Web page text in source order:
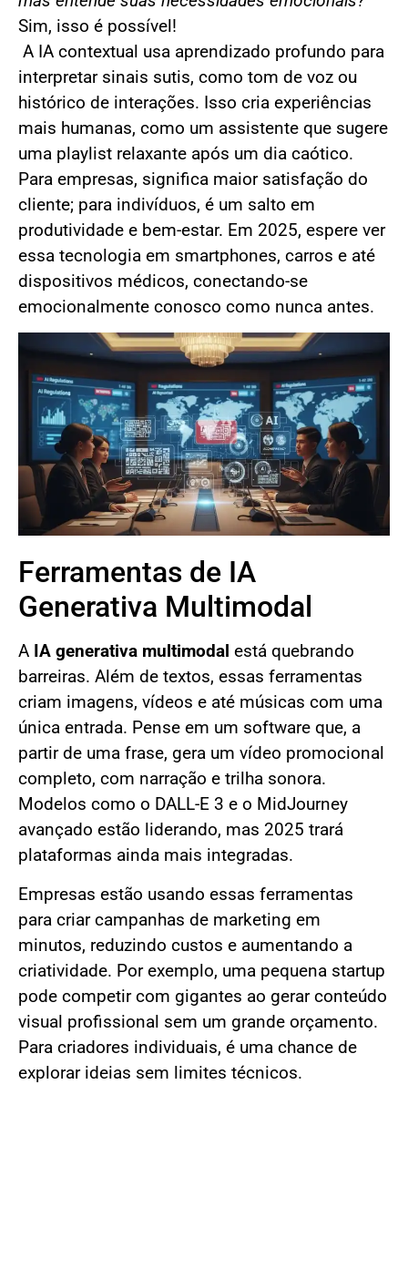
Sim, isso é possível!
A IA contextual usa aprendizado profundo para
interpretar sinais sutis, como tom de voz ou
histórico de interações. Isso cria experiências
mais humanas, como um assistente que sugere
uma playlist relaxante após um dia caótico.
Para empresas, significa maior satisfação do
cliente; para indivíduos, é um salto em
produtividade e bem-estar. Em 2025, espere ver
essa tecnologia em smartphones, carros e até
dispositivos médicos, conectando-se
emocionalmente conosco como nunca antes.
Ferramentas de IA
Generativa Multimodal
A IA generativa multimodal está quebrando
barreiras. Além de textos, essas ferramentas
criam imagens, vídeos e até músicas com uma
única entrada. Pense em um software que, a
partir de uma frase, gera um vídeo promocional
completo, com narração e trilha sonora.
Modelos como o DALL-E 3 e o MidJourney
avançado estão liderando, mas 2025 trará
plataformas ainda mais integradas.
Empresas estão usando essas ferramentas
para criar campanhas de marketing em
minutos, reduzindo custos e aumentando a
criatividade. Por exemplo, uma pequena startup
pode competir com gigantes ao gerar conteúdo
visual profissional sem um grande orçamento.
Para criadores individuais, é uma chance de
explorar ideias sem limites técnicos.